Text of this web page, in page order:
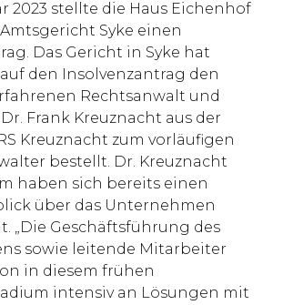
2023 stellte die Haus Eichenhof
Syke einen
Das Gericht in Syke hat
den Insolvenzantrag den
Rechtsanwalt und
Frank Kreuznacht aus der
Kreuznacht zum vorläufigen
bestellt. Dr. Kreuznacht
haben sich bereits einen
über das Unternehmen
„Die Geschäftsführung des
sowie leitende Mitarbeiter
in diesem frühen
intensiv an Lösungen mit